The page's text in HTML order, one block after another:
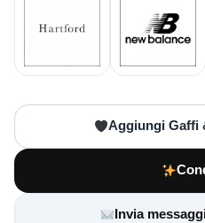
Aggiungi Gaffi
Invia